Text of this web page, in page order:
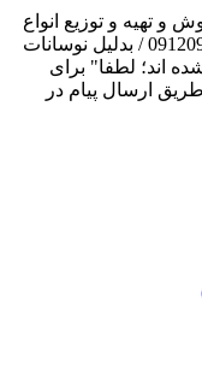
و تهیه و توزیع انواع
قطعات الکترونیک 66869746-021 و 09120958931 / بدلیل نوسانات
اند؛ لطفا" برای
ارسال پیام در